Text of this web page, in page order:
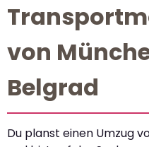
von
Belgrad
Du planst einen Umzug